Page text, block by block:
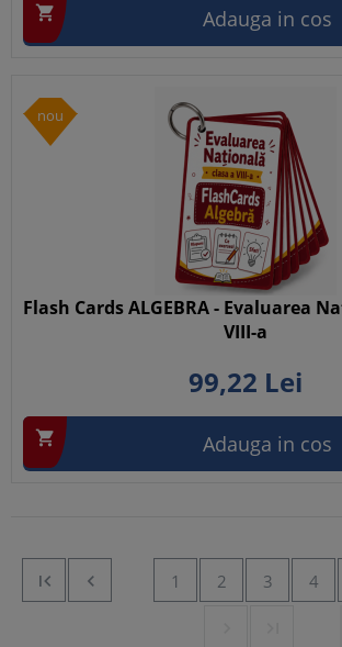
 Adauga in cos
nou
Flash Cards ALGEBRA - Evaluarea
VIII-a
99,22 Lei
 Adauga in cos
  1 2 3 4